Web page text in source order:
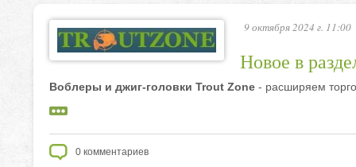
9 октября 2024 г. 11:00
Новое в
Воблеры и джиг-головки Trout Zone - расширяем
0 комментариев